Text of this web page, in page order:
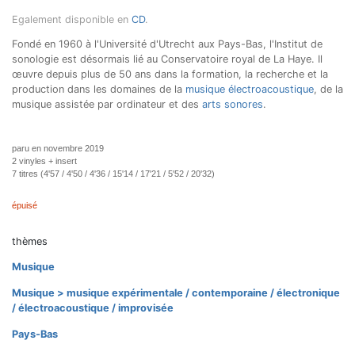
Egalement disponible en CD.
Fondé en 1960 à l'Université d'Utrecht aux Pays-Bas, l'Institut de
sonologie est désormais lié au Conservatoire royal de La Haye. Il
œuvre depuis plus de 50 ans dans la formation, la recherche et la
production dans les domaines de la musique électroacoustique, de la
musique assistée par ordinateur et des arts sonores.
paru en novembre 2019
2 vinyles + insert
7 titres (4'57 / 4'50 / 4'36 / 15'14 / 17'21 / 5'52 / 20'32)
épuisé
thèmes
Musique
Musique > musique expérimentale / contemporaine / électronique
/ électroacoustique / improvisée
Pays-Bas